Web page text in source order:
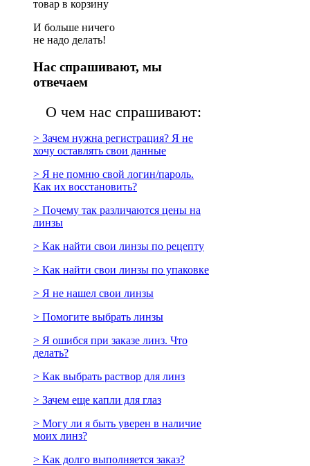
товар в корзину
И больше ничего
не надо делать!
Нас спрашивают, мы
отвечаем
О чем нас спрашивают:
> Зачем нужна регистрация? Я не
хочу оставлять свои данные
> Я не помню свой логин/пароль.
Как их восстановить?
> Почему так различаются цены на
линзы
> Как найти свои линзы по рецепту
> Как найти свои линзы по упаковке
> Я не нашел свои линзы
> Помогите выбрать линзы
> Я ошибся при заказе линз. Что
делать?
> Как выбрать раствор для линз
> Зачем еще капли для глаз
> Могу ли я быть уверен в наличие
моих линз?
> Как долго выполняется заказ?